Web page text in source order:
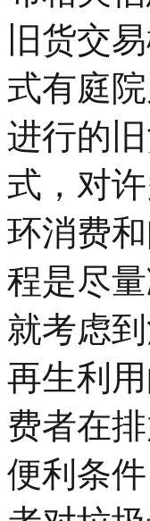
旧货交
式有庭
进行的
式，对
环消费
程是尽
就考虑
再生利
费者在
便利条